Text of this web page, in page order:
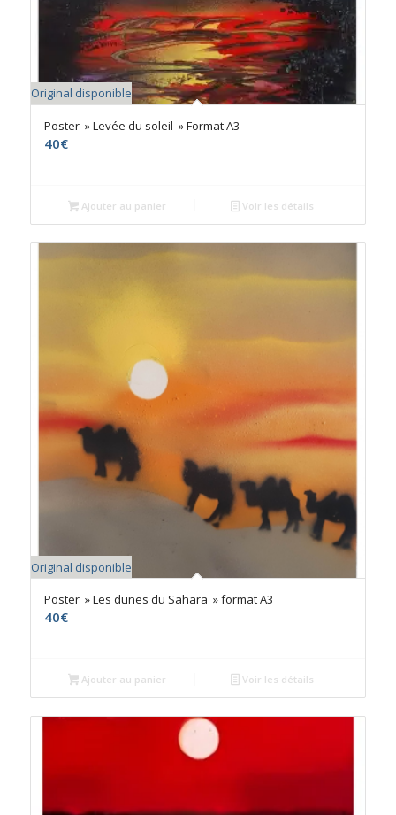
Original disponible
Poster » Levée du soleil » Format A3
40€
Ajouter au panier Voir les détails
Original disponible
Poster » Les dunes du Sahara » format A3
40€
Ajouter au panier Voir les détails